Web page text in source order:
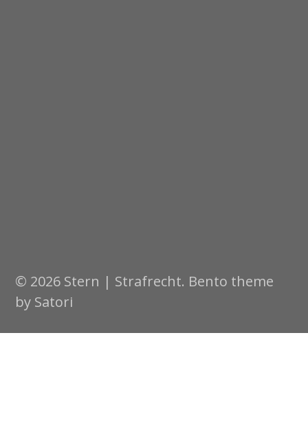
© 2026 Stern | Strafrecht. Bento theme
by Satori